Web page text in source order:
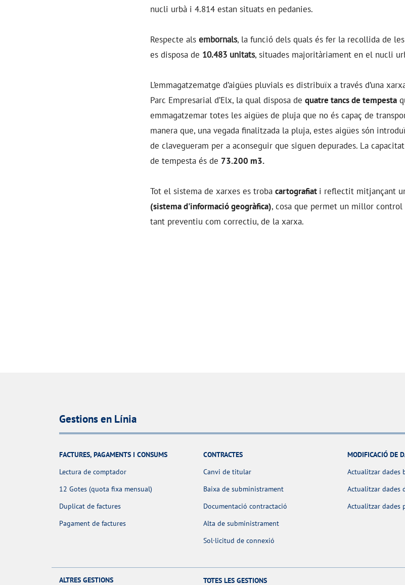
nucli urbà i 4.814 estan situats en pedanies.
Respecte als embornals, la funció dels quals és fer la recollida de
es disposa de 10.483 unitats, situades majoritàriament en el nucli
L’emmagatzematge d’aigües pluvials es distribuïx a través d’una
Parc Empresarial d’Elx, la qual disposa de quatre tancs de tempesta
emmagatzemar totes les aigües de pluja que no és capaç de
manera que, una vegada finalitzada la pluja, estes aigües són
de clavegueram per a aconseguir que siguen depurades. La
de tempesta és de 73.200 m3.
Tot el sistema de xarxes es troba cartografiat i reflectit mitjançant
(sistema d'informació geogràfica), cosa que permet un millor
tant preventiu com correctiu, de la xarxa.
Gestions en Línia
FACTURES, PAGAMENTS I CONSUMS
Lectura de comptador
12 Gotes (quota fixa mensual)
Duplicat de factures
Pagament de factures
CONTRACTES
Canvi de titular
Baixa de subministrament
Documentació contractació
Alta de subministrament
Sol·licitud de connexió
MODIFICACIÓ DE
Actualitzar dades
Actualitzar dades
Actualitzar dades
ALTRES GESTIONS TOTES LES GESTIONS